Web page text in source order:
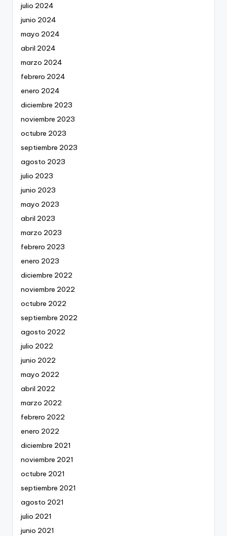
julio 2024
junio 2024
mayo 2024
abril 2024
marzo 2024
febrero 2024
enero 2024
diciembre 2023
noviembre 2023
octubre 2023
septiembre 2023
agosto 2023
julio 2023
junio 2023
mayo 2023
abril 2023
marzo 2023
febrero 2023
enero 2023
diciembre 2022
noviembre 2022
octubre 2022
septiembre 2022
agosto 2022
julio 2022
junio 2022
mayo 2022
abril 2022
marzo 2022
febrero 2022
enero 2022
diciembre 2021
noviembre 2021
octubre 2021
septiembre 2021
agosto 2021
julio 2021
junio 2021